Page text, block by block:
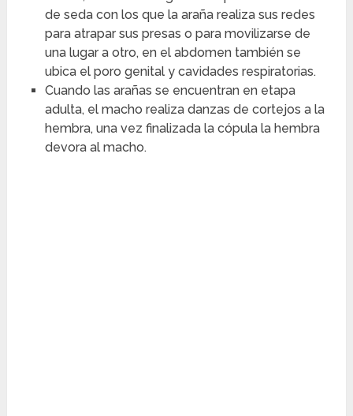
de seda con los que la araña realiza sus redes
para atrapar sus presas o para movilizarse de
una lugar a otro, en el abdomen también se
ubica el poro genital y cavidades respiratorias.
Cuando las arañas se encuentran en etapa
adulta, el macho realiza danzas de cortejos a la
hembra, una vez finalizada la cópula la hembra
devora al macho.